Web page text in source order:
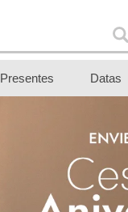
Presentes Datas